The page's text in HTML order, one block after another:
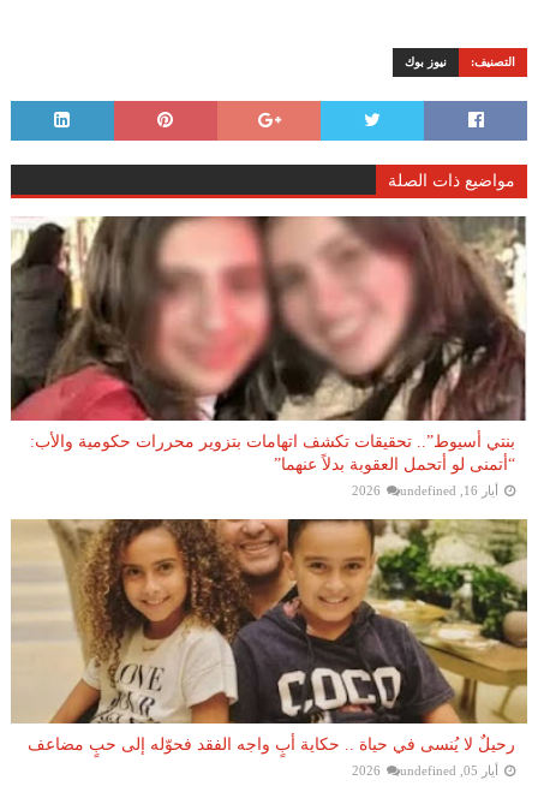
التصنيف: نيوز بوك
مواضيع ذات الصلة
بنتي أسيوط”.. تحقيقات تكشف اتهامات بتزوير محررات حكومية والأب:
“أتمنى لو أتحمل العقوبة بدلاً عنهما”
أيار 16, 2026 undefined
رحيلٌ لا يُنسى في حياة .. حكاية أبٍ واجه الفقد فحوّله إلى حبٍ مضاعف
أيار 05, 2026 undefined